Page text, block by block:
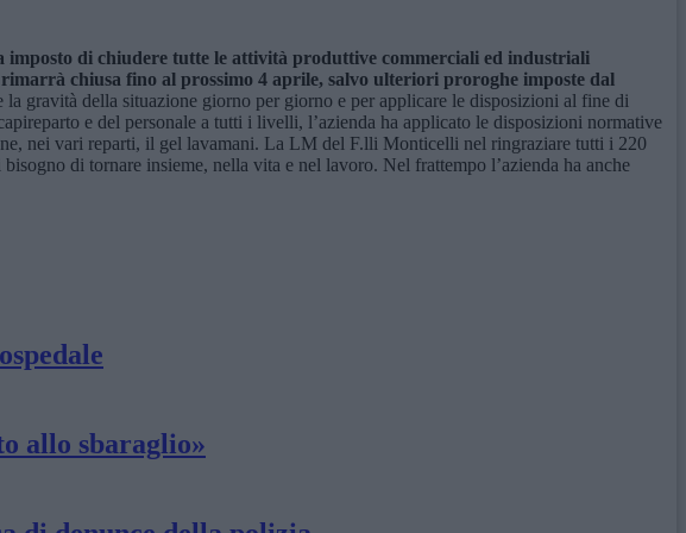
imposto di chiudere tutte le attività produttive commerciali ed industriali
chiusa fino al prossimo 4 aprile, salvo ulteriori proroghe imposte dal
gravità della situazione giorno per giorno e per applicare le disposizioni al fine di
e del personale a tutti i livelli, l’azienda ha applicato le disposizioni normative
nei vari reparti, il gel lavamani. La LM del F.lli Monticelli nel ringraziare tutti i 220
di tornare insieme, nella vita e nel lavoro. Nel frattempo l’azienda ha anche
allo sbaraglio»